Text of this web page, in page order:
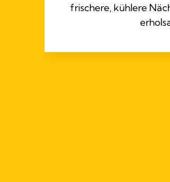
frischere, kühlere